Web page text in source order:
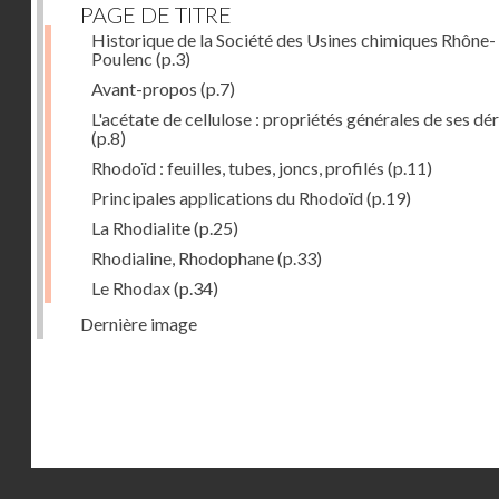
PAGE DE TITRE
Historique de la Société des Usines chimiques Rhône-
Poulenc (p.3)
Avant-propos (p.7)
L'acétate de cellulose : propriétés générales de ses
(p.8)
Rhodoïd : feuilles, tubes, joncs, profilés (p.11)
Principales applications du Rhodoïd(p.19)
La Rhodialite(p.25)
Rhodialine, Rhodophane(p.33)
Le Rhodax(p.34)
Dernière image